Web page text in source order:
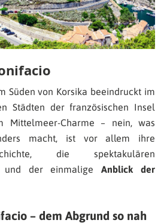
Süden von Korsika beeindruckt im
Städten der französischen Insel
Charme – nein, was
macht, ist vor allem ihre
die spektakulären
und der einmaligeAnblick der
– dem Abgrund so nah